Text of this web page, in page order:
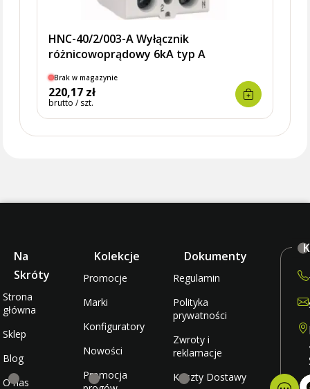
HNC-40/2/003-A Wyłącznik
różnicowoprądowy 6kA typ A
Brak w magazynie
220,17 zł
brutto / szt.
Na
Skróty
Strona
główna
Sklep
Blog
O nas
Kolekcje
Promocje
Marki
Konfiguratory
Nowości
Promocja
Dokumenty
Regulamin
Polityka
prywatności
Zwroty i
reklamacje
Koszty Dostawy